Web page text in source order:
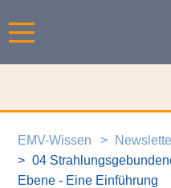
EMV-Wissen
04
Ebene - Eine Einführung